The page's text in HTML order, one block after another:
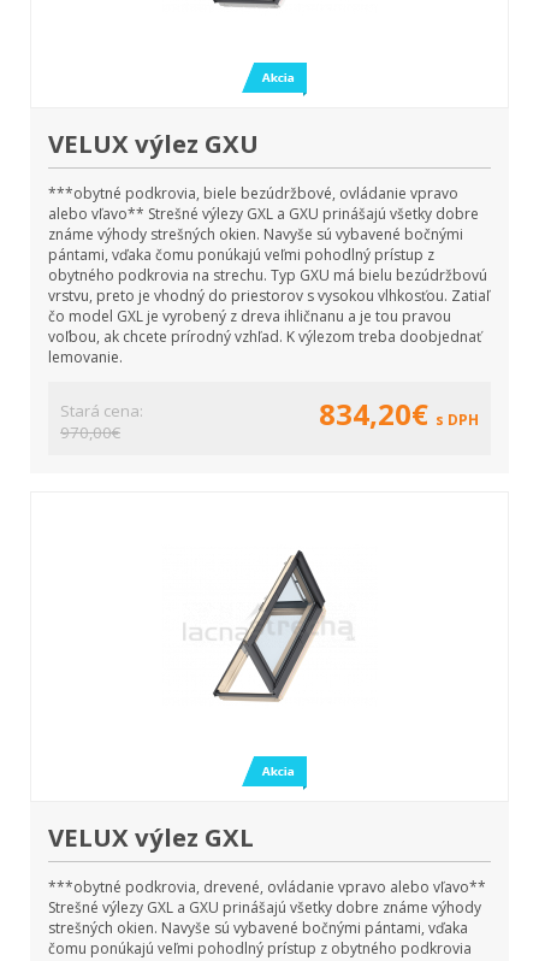
VELUX výlez GXU
***obytné podkrovia, biele bezúdržbové, ovládanie vpravo
alebo vľavo** Strešné výlezy GXL a GXU prinášajú všetky dobre
známe výhody strešných okien. Navyše sú vybavené bočnými
pántami, vďaka čomu ponúkajú veľmi pohodlný prístup z
obytného podkrovia na strechu. Typ GXU má bielu bezúdržbovú
vrstvu, preto je vhodný do priestorov s vysokou vlhkosťou. Zatiaľ
čo model GXL je vyrobený z dreva ihličnanu a je tou pravou
voľbou, ak chcete prírodný vzhľad. K výlezom treba doobjednať
lemovanie.
Stará cena:
970,00€
834,20€ s DPH
VELUX výlez GXL
***obytné podkrovia, drevené, ovládanie vpravo alebo vľavo**
Strešné výlezy GXL a GXU prinášajú všetky dobre známe výhody
strešných okien. Navyše sú vybavené bočnými pántami, vďaka
čomu ponúkajú veľmi pohodlný prístup z obytného podkrovia